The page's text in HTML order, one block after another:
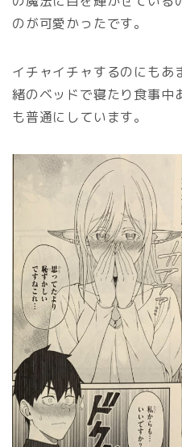
のが可愛かったです。
イチャイチャするのにもあ
緒のベッドで寝たり食事中
も普通にしています。